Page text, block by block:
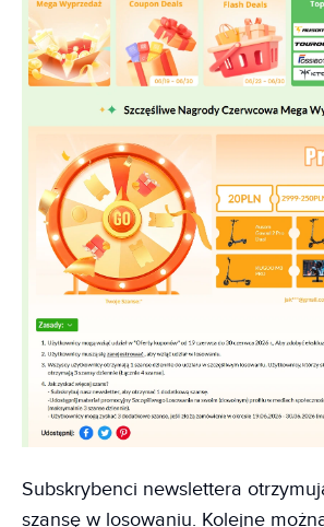
Subskrybenci newslettera
szansę w losowaniu. Kolejne